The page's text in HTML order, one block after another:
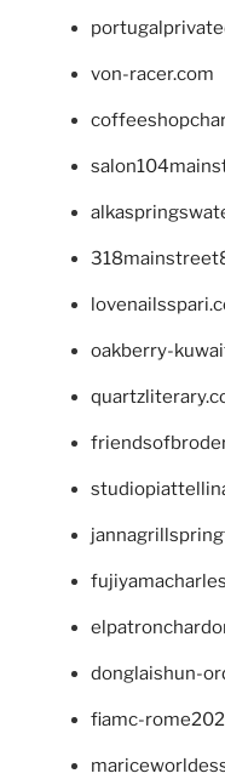
von-racer.com
oakberry-
donglaishun-
fiamc-